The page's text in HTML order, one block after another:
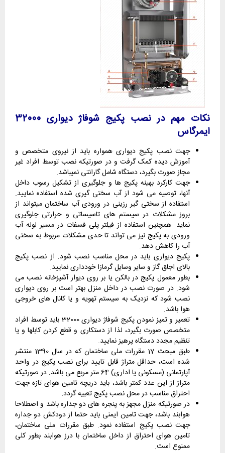
نکات مهم در نصب پکیج شوفاژ دیواری 32000
ایمرگاس
جهت نصب پکیج دیواری همواره باید از نیروی متخصص و
آموزش دیده کمک گرفت و در صورتیکه نصب توسط افراد غیر
مجاز صورت بگیرد، دستگاه شامل گارانتی نمیباشد.
جهت کارکرد بهینه پکیج ها و جلوگیری از تشکیل رسوب داخل
آنها، توصیه می شود از آب سختی گیری شده استفاده نمایید.
استفاده از سختی گیر رزینی در ورودی آب ساختمان میتواند از
بروز مشکلات در سیستم های تاسیساتی و حرارتی جلوگیری
نماید. همچنین استفاده از فیلتر پلی فسفات در مسیر لوله آب
ورودی به پکیج نیز می تواند تا حدی مشکلات مربوط به سختی
آب را کاهش دهد.
پکیج دیواری باید در محل مناسب نصب شود. از نصب پکیج
بالای اجاق گاز و سایر وسایل گرمازا خودداری نمایید.
بطور معمول پکیج در بالکن یا بر روی دیوار آشپزخانه نصب می
شود. در صورت نصب در داخل منزل بهتر است بر روی دیواری
نصب شود که نزدیک به سیستم تهویه و یا کانال های خروجی
هوا باشد.
تعمیر و تمیز نمودن پکیج شوفاژ دیواری 32000 باید توسط افراد
متخصص صورت بگیرد، لذا از دستکاری و قطع کردن کابلها و یا
تنظیم مجدد دستگاه پرهیز نمایید.
طبق مبحث 17 مقررات ملی ساختمان که در سال 1390 منتشر
شده است، حداقل متراژ قابل تایید برای نصب پکیج در واحد
آپارتمانی (مسکونی یا اداری) 64 متر مربع می باشد. در صورتیکه
متراژ از این عدد کمتر باشد، باید دریچه تامین هوای تازه جهت
احتراق مناسب در محل نصب پکیج تعبیه گردد.
در صورتیکه منزل مجهز به پنجره های دو جداره باشد و اصطلاحا
هوابند باشد، جهت تامین ایمنی باید حتما از دودکش دو جداره
جهت نصب پکیج استفاده نمود. طبق مقررات ملی ساختمان،
تامین هوای احتراق از داخل ساختمان با درز هوابند بطور کلی
ممنوع است.